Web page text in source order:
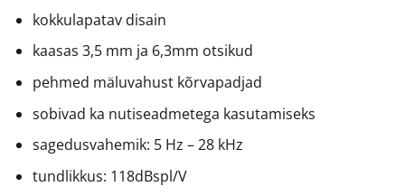
kokkulapatav disain
kaasas 3,5 mm ja 6,3mm otsikud
pehmed mäluvahust kõrvapadjad
sobivad ka nutiseadmetega kasutamiseks
sagedusvahemik: 5 Hz – 28 kHz
tundlikkus: 118dBspl/V